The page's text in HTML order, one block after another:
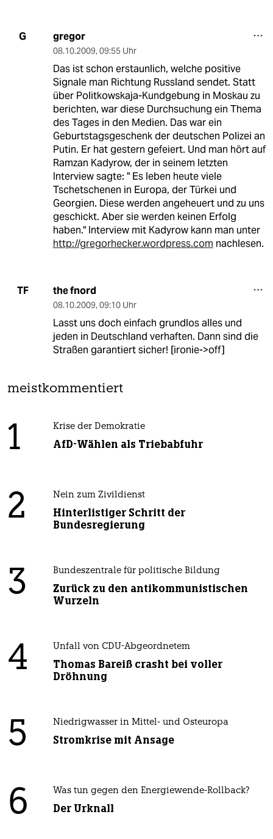
G gregor
08.10.2009, 09:55 Uhr
Das ist schon erstaunlich, welche positive
Signale man Richtung Russland sendet. Statt
über Politkowskaja-Kundgebung in Moskau zu
berichten, war diese Durchsuchung ein Thema
des Tages in den Medien. Das war ein
Geburtstagsgeschenk der deutschen Polizei an
Putin. Er hat gestern gefeiert. Und man hört auf
Ramzan Kadyrow, der in seinem letzten
Interview sagte: " Es leben heute viele
Tschetschenen in Europa, der Türkei und
Georgien. Diese werden angeheuert und zu uns
geschickt. Aber sie werden keinen Erfolg
haben." Interview mit Kadyrow kann man unter
http://gregorhecker.wordpress.com nachlesen.
TF the fnord
08.10.2009, 09:10 Uhr
Lasst uns doch einfach grundlos alles und
jeden in Deutschland verhaften. Dann sind die
Straßen garantiert sicher! [ironie->off]
meistkommentiert
1 Krise der Demokratie
AfD-Wählen als Triebabfuhr
2 Nein zum Zivildienst
Hinterlistiger Schritt der
Bundesregierung
3 Bundeszentrale für politische Bildung
Zurück zu den antikommunistischen
Wurzeln
4 Unfall von CDU-Abgeordnetem
Thomas Bareiß crasht bei voller
Dröhnung
5 Niedrigwasser in Mittel- und Osteuropa
Stromkrise mit Ansage
6 Was tun gegen den Energiewende-Rollback?
Der Urknall